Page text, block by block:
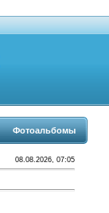
Фотоальбомы
08.08.2026, 07:05